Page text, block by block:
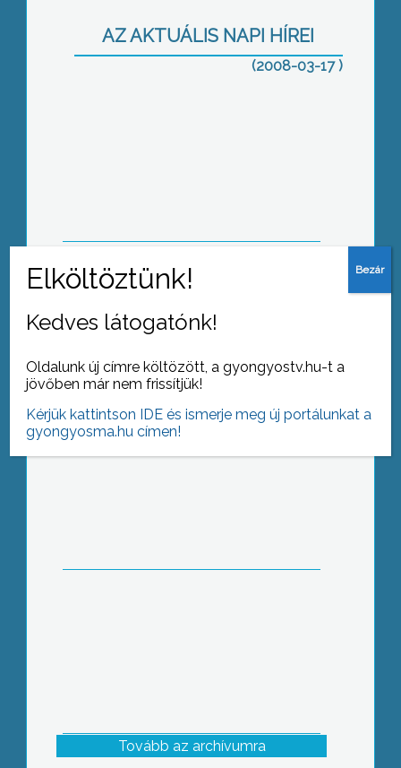
AZ AKTUÁLIS NAPI HÍREI
(2008-03-17 )
ügyfélkapu
Gyöngyöstarján község is
Tovább az archívumra
Kedves látogatónk!
Oldalunk új címre költözött, a gyongyostv.hu-t a
jövőben már nem frissítjük!
Kérjük kattintson IDE és ismerje meg új portálunkat a
gyongyosma.hu címen!